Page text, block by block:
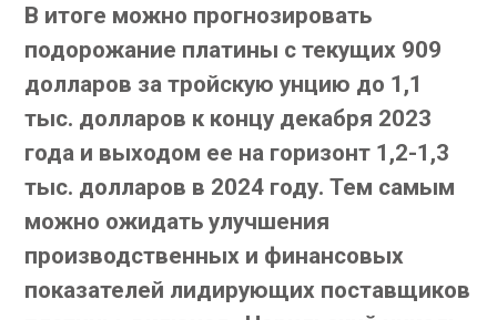
В итоге можно прогнозировать
подорожание платины с текущих 909
долларов за тройскую унцию до 1,1
тыс. долларов к концу декабря 2023
года и выходом ее на горизонт 1,2-1,3
тыс. долларов в 2024 году. Тем самым
можно ожидать улучшения
производственных и финансовых
показателей лидирующих поставщиков